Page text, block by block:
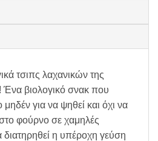
τσιπς λαχανικών της
Ένα βιολογικό σνακ που
για να ψηθεί και όχι να
στο φούρνο σε χαμηλές
διατηρηθεί η υπέροχη γεύση